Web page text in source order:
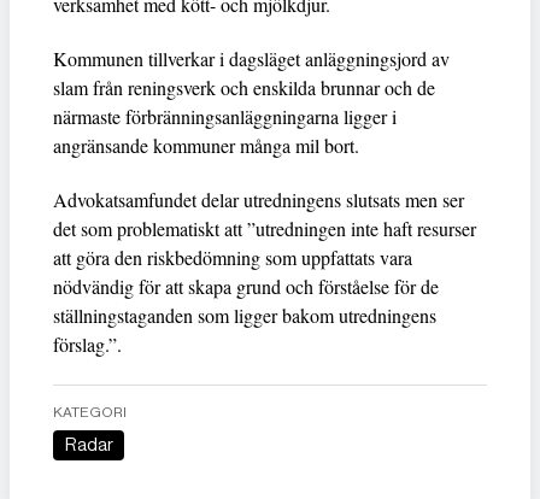
Kommunen tillverkar i dagsläget anläggningsjord av
slam från reningsverk och enskilda brunnar och de
närmaste förbränningsanläggningarna ligger i
angränsande kommuner många mil bort.
Advokatsamfundet delar utredningens slutsats men ser
det som problematiskt att ”utredningen inte haft resurser
att göra den riskbedömning som uppfattats vara
nödvändig för att skapa grund och förståelse för de
ställningstaganden som ligger bakom utredningens
förslag.”.
KATEGORI
Radar